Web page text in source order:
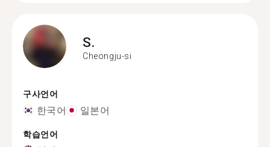
S.
Cheongju-si
구사언어
한국어 일본어
학습언어